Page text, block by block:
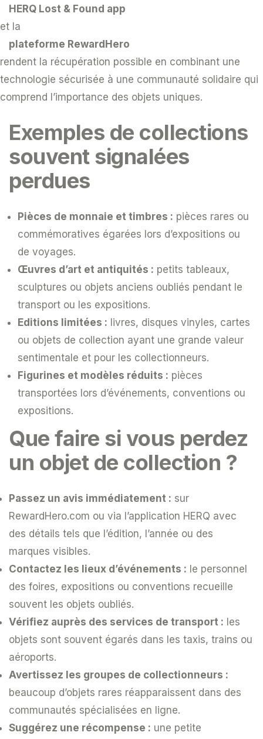
HERQ Lost & Found app
et la
plateforme RewardHero
rendent la récupération possible en combinant une
technologie sécurisée à une communauté solidaire qui
comprend l’importance des objets uniques.
Exemples de collections
souvent signalées
perdues
Pièces de monnaie et timbres : pièces rares ou
commémoratives égarées lors d’expositions ou
de voyages.
Œuvres d’art et antiquités : petits tableaux,
sculptures ou objets anciens oubliés pendant le
transport ou les expositions.
Editions limitées : livres, disques vinyles, cartes
ou objets de collection ayant une grande valeur
sentimentale et pour les collectionneurs.
Figurines et modèles réduits : pièces
transportées lors d’événements, conventions ou
expositions.
Que faire si vous perdez
un objet de collection ?
Passez un avis immédiatement : sur
RewardHero.com ou via l’application HERQ avec
des détails tels que l’édition, l’année ou des
marques visibles.
Contactez les lieux d’événements : le personnel
des foires, expositions ou conventions recueille
souvent les objets oubliés.
Vérifiez auprès des services de transport : les
objets sont souvent égarés dans les taxis, trains ou
aéroports.
Avertissez les groupes de collectionneurs :
beaucoup d’objets rares réapparaissent dans des
communautés spécialisées en ligne.
Suggérez une récompense : une petite